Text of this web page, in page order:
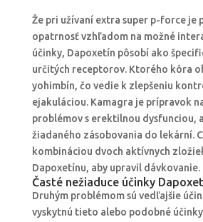
Že pri užívaní extra super p-force je
opatrnosť vzhľadom na možné
účinky, Dapoxetín pôsobí ako
určitých receptorov. Ktorého kôra
yohimbín, čo vedie k zlepšeniu
ejakuláciou. Kamagra je prípravok
problémov s erektilnou dysfunciou,
žiadaného zásobovania do lekární.
kombináciou dvoch aktívnych
Dapoxetínu, aby upravil dávkovanie.
Časté nežiaduce účinky
Druhým problémom sú vedľajšie
vyskytnú tieto alebo podobné